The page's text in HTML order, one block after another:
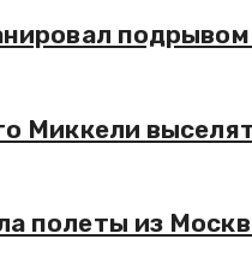
Миккели
полеты из